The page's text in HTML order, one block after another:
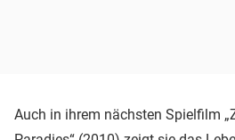
Auch in ihrem nächsten Spielfilm